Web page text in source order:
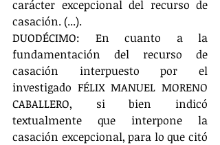
carácter excepcional del recurso de
casación. (...).
DUODÉCIMO: En cuanto a la
fundamentación del recurso de
casación interpuesto por el
investigado FÉLIX MANUEL MORENO
CABALLERO, si bien indicó
textualmente que interpone la
casación excepcional, para lo que citó